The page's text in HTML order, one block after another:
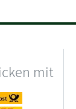
mit